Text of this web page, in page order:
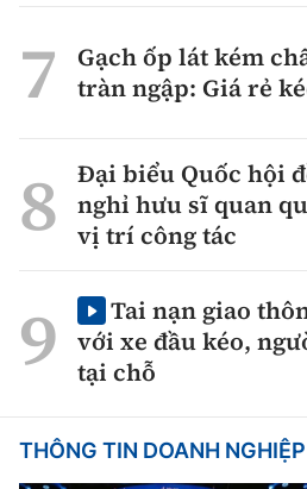
Gạch ốp lát kém
tràn ngập: Giá rẻ
Đại biểu Quốc hội
nghỉ hưu sĩ quan
vị trí công tác
Tai nạn giao
với xe đầu kéo,
tại chỗ
THÔNG TIN DOANH NGHIỆP